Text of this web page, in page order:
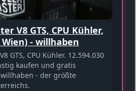
V8 GTS, CPU Kühler,
Wien) - willhaben
GTS, CPU Kühler. 12.594.030
kaufen und gratis
- der größte